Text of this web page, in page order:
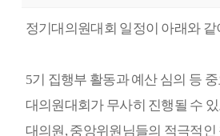
정기대의원대회 일정이 아래와
5기 집행부 활동과 예산 심의 등
대의원대회가 무사히 진행될 수
대의원, 중앙위원님들의 적극적인